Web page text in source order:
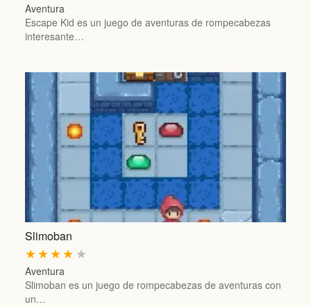
Aventura
Escape Kid es un juego de aventuras de rompecabezas
interesante…
Slimoban
★
★
★
★
★
Aventura
Slimoban es un juego de rompecabezas de aventuras con
un…